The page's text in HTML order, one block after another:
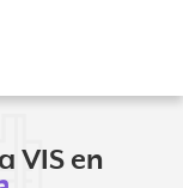
VIS en